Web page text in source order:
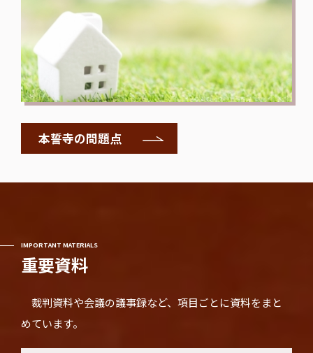
本誓寺の問題点
IMPORTANT MATERIALS
重要資料
裁判資料や会議の議事録など、項目ごとに資料をまと
めています。